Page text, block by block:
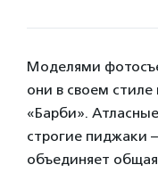
Моделями
они в своем
«Барби».
строгие пиджаки
объединяет